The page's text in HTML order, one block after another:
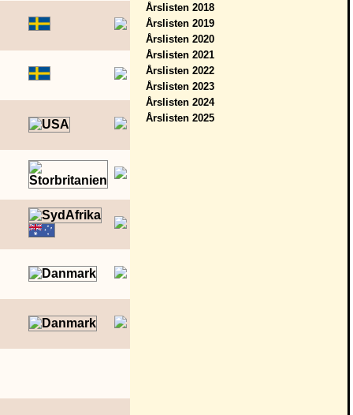
Årslisten 2018
Årslisten 2019
Årslisten 2020
Årslisten 2021
Årslisten 2022
Årslisten 2023
Årslisten 2024
Årslisten 2025